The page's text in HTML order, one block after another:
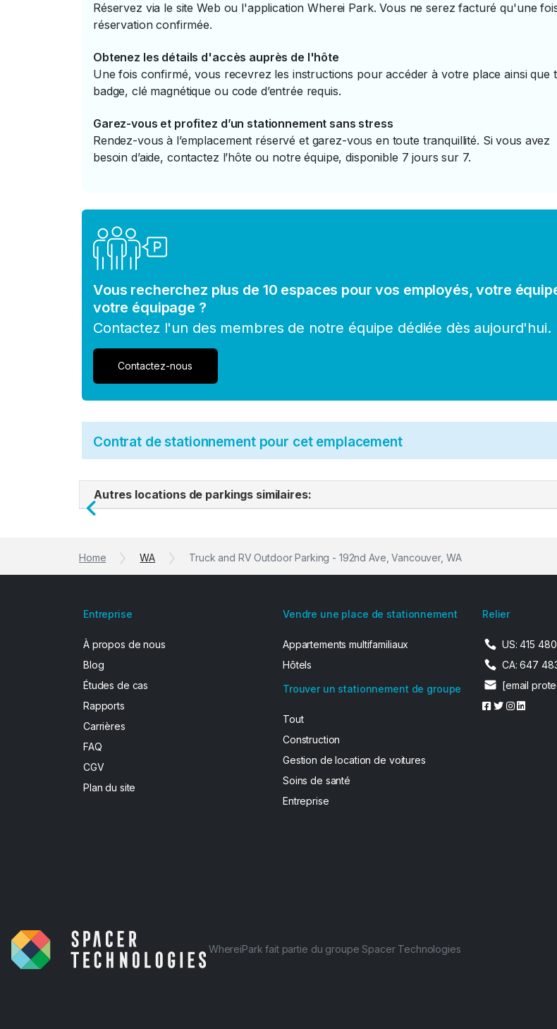
Réservez via le site Web ou l'application Wherei Park. Vous ne serez facturé qu'une
réservation confirmée.
Obtenez les détails d'accès auprès de l'hôte
Une fois confirmé, vous recevrez les instructions pour accéder à votre place ainsi que
badge, clé magnétique ou code d’entrée requis.
Garez-vous et profitez d’un stationnement sans stress
Rendez-vous à l’emplacement réservé et garez-vous en toute tranquillité. Si vous avez
besoin d’aide, contactez l’hôte ou notre équipe, disponible 7 jours sur 7.
Vous recherchez plus de 10 espaces pour vos employés, votre
votre équipage ?
Contactez l'un des membres de notre équipe dédiée dès aujourd'hui.
Contactez-nous
Contrat de stationnement pour cet emplacement
Autres locations de parkings similaires:
Previous
Home WA Truck and RV Outdoor Parking - 192nd Ave, Vancouver, WA
Entreprise
À propos de nous
Blog
Études de cas
Rapports
Carrières
FAQ
CGV
Plan du site
Vendre une place de stationnement
Appartements multifamiliaux
Hôtels
Trouver un stationnement de groupe
Tout
Construction
Gestion de location de voitures
Soins de santé
Entreprise
Relier
US: 415
CA: 647
[email
WhereiPark fait partie du groupe Spacer Technologies